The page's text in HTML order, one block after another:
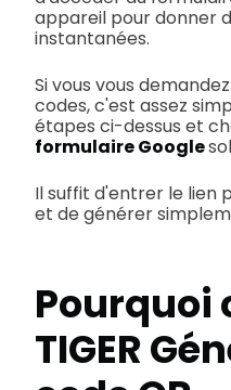
appareil pour donner
instantanées.
Si vous vous
codes, c'est assez
étapes ci-dessus et
formulaire Google
Il suffit d'entrer le lien
et de générer
Pourquoi
TIGER